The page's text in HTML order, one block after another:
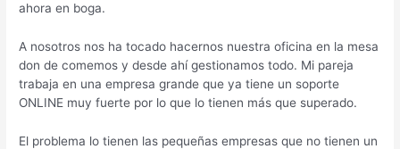
ahora en boga.
A nosotros nos ha tocado hacernos nuestra oficina en la mesa
don de comemos y desde ahí gestionamos todo. Mi pareja
trabaja en una empresa grande que ya tiene un soporte
ONLINE muy fuerte por lo que lo tienen más que superado.
El problema lo tienen las pequeñas empresas que no tienen un